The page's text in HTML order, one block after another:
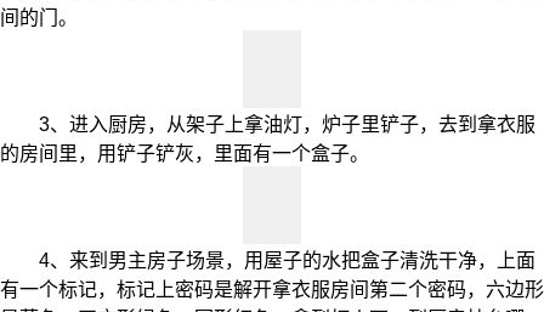
间的门。
3、进入厨房，从架子上拿油灯，炉子里铲子，去到拿衣服
的房间里，用铲子铲灰，里面有一个盒子。
4、来到男主房子场景，用屋子的水把盒子清洗干净，上面
有一个标记，标记上密码是解开拿衣服房间第二个密码，六边形